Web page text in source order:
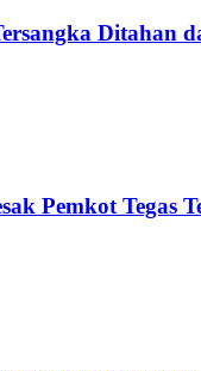
Ditahan
Pemkot Tegas